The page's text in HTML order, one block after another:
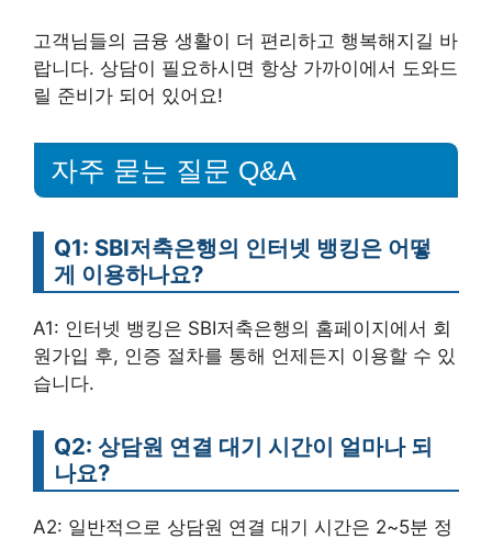
고객님들의 금융 생활이 더 편리하고 행복해지길 바
랍니다. 상담이 필요하시면 항상 가까이에서 도와드
릴 준비가 되어 있어요!
자주 묻는 질문 Q&A
Q1: SBI저축은행의 인터넷 뱅킹은 어떻
게 이용하나요?
A1: 인터넷 뱅킹은 SBI저축은행의 홈페이지에서 회
원가입 후, 인증 절차를 통해 언제든지 이용할 수 있
습니다.
Q2: 상담원 연결 대기 시간이 얼마나 되
나요?
A2: 일반적으로 상담원 연결 대기 시간은 2~5분 정